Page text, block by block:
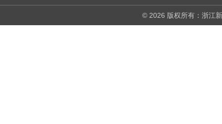
© 2026 版权所有：浙江